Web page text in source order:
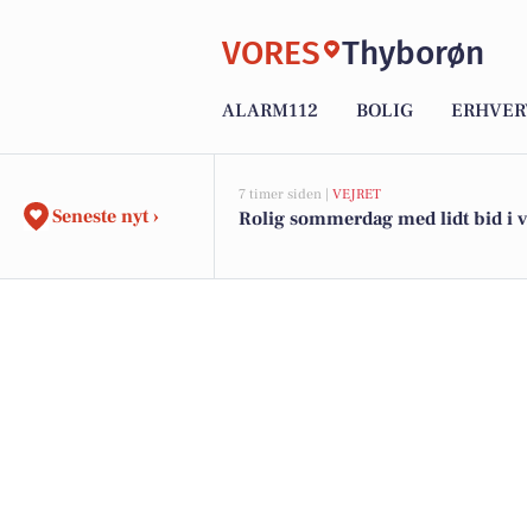
VORES Thyborøn
ALARM112 BOLIG
Seneste nyt ›
7 timer siden | VEJRET
Rolig sommerdag med lidt bid i